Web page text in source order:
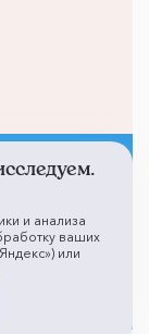
к
и анализа
ваших
или